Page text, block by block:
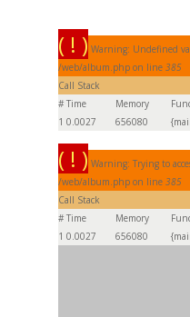
( ! ) Warning: Undefined
/web/album.php on line 385
Call Stack
# Time Memory
1 0.0027 656080
( ! ) Warning: Trying to
/web/album.php on line 385
Call Stack
# Time Memory
1 0.0027 656080